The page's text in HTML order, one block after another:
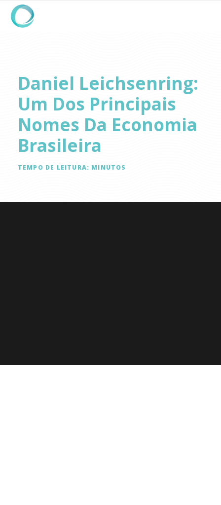
Daniel Leichsenring:
Um Dos Principais
Nomes Da Economia
Brasileira
TEMPO DE LEITURA: MINUTOS